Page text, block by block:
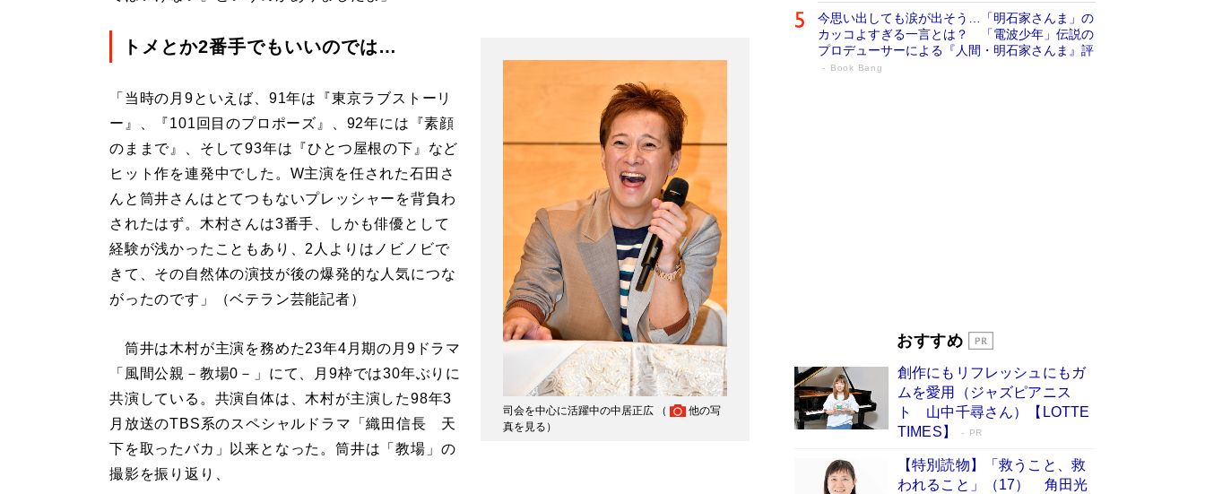
司会を中心に活躍中の中居正広 （
他の写
真を見る ）
トメとか2番手でもいいのでは…
「当時の月9といえば、91年は『東京ラブストーリ
ー』、『101回目のプロポーズ』、92年には『素顔
のままで』、そして93年は『ひとつ屋根の下』など
ヒット作を連発中でした。W主演を任された石田さ
んと筒井さんはとてつもないプレッシャーを背負わ
されたはず。木村さんは3番手、しかも俳優として
経験が浅かったこともあり、2人よりはノビノビで
きて、その自然体の演技が後の爆発的な人気につな
がったのです」（ベテラン芸能記者）
筒井は木村が主演を務めた23年4月期の月9ドラマ
「風間公親－教場0－」にて、月9枠では30年ぶりに
共演している。共演自体は、木村が主演した98年3
月放送のTBS系のスペシャルドラマ「織田信長 天
下を取ったバカ」以来となった。筒井は「教場」の
撮影を振り返り、
今思い出しても涙が出そう…「明石家さんま」の
カッコよすぎる一言とは？ 「電波少年」伝説の
プロデューサーによる『人間・明石家さんま』評
Book Bang
らも文庫化 映画化された直木賞受賞作もランク
皇室はなぜ世界から尊敬されているのか？ 「天
皇陛下はお元気でおられるか」がサウジ国王の第
一声になる理由
Book Bang
おすすめ
創作にもリフレッシュにもガ
ムを愛用（ジャズピアニス
ト 山中千尋さん）【LOTTE
TIMES】
PR
【特別読物】「救うこと、救
われること」（17） 角田光